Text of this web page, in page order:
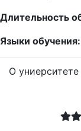
Длительность
Языки
О униерситете